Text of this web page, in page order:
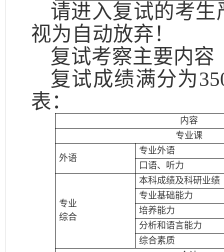
请进入复试的考
视为自动放弃！
复试考察主要内容
复试成绩满分为
表：
内容
专业课
外语
专业外语
口语、听力
专业
综合
本科成绩及科研业绩
专业基础能力
培养能力
分析和语言能力
综合素质